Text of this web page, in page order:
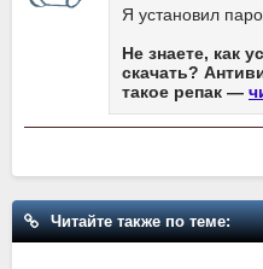
Я установил
Не знаете, как
скачать?
такое репак —
Читайте также по теме: